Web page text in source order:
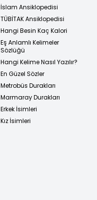
İslam Ansiklopedisi
TÜBİTAK Ansiklopedisi
Hangi Besin Kaç Kalori
Eş Anlamlı Kelimeler
Sözlüğü
Hangi Kelime Nasıl Yazılır?
En Güzel Sözler
Metrobüs Durakları
Marmaray Durakları
Erkek İsimleri
Kız İsimleri